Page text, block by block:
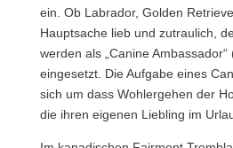
ein. Ob Labrador, Golden
Hauptsache lieb und zutraulich,
werden als „Canine
eingesetzt. Die Aufgabe eines
sich um dass Wohlergehen der
die ihren eigenen Liebling im